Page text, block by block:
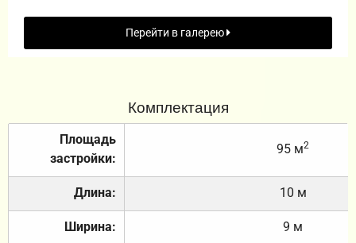
Перейти в галерею
Комплектация
Площадь
застройки:
95 м2
Длина: 10 м
Ширина: 9 м